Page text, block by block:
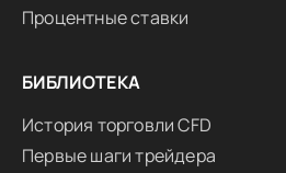
Процентные ставки
БИБЛИОТЕКА
История торговли CFD
Первые шаги трейдера